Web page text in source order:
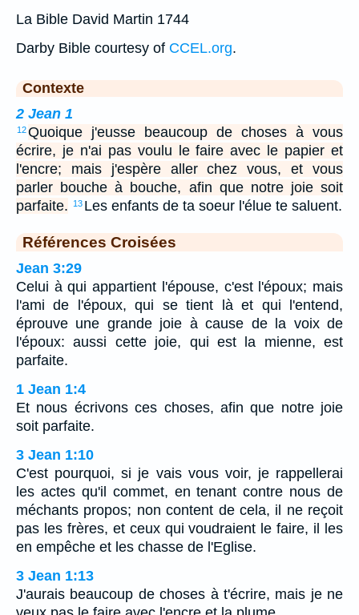
La Bible David Martin 1744
Darby Bible courtesy of CCEL.org.
Contexte
2 Jean 1
12Quoique j'eusse beaucoup de choses à vous
écrire, je n'ai pas voulu le faire avec le papier et
l'encre; mais j'espère aller chez vous, et vous
parler bouche à bouche, afin que notre joie soit
parfaite.
13 Les enfants de ta soeur l'élue te saluent.
Références Croisées
Jean 3:29
Celui à qui appartient l'épouse, c'est l'époux; mais
l'ami de l'époux, qui se tient là et qui l'entend,
éprouve une grande joie à cause de la voix de
l'époux: aussi cette joie, qui est la mienne, est
parfaite.
1 Jean 1:4
Et nous écrivons ces choses, afin que notre joie
soit parfaite.
3 Jean 1:10
C'est pourquoi, si je vais vous voir, je rappellerai
les actes qu'il commet, en tenant contre nous de
méchants propos; non content de cela, il ne reçoit
pas les frères, et ceux qui voudraient le faire, il les
en empêche et les chasse de l'Eglise.
3 Jean 1:13
J'aurais beaucoup de choses à t'écrire, mais je ne